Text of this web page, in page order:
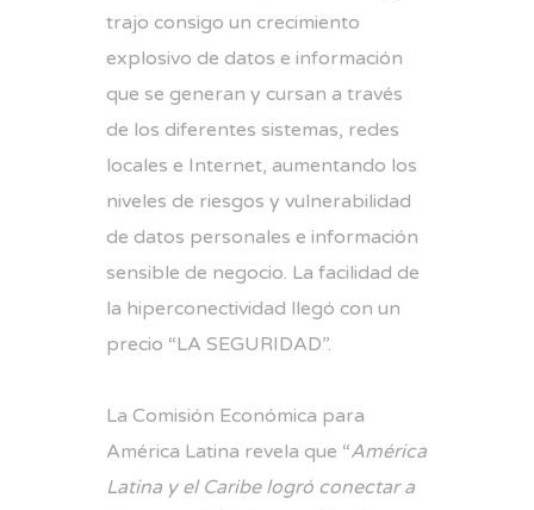
trajo consigo un crecimiento
explosivo de datos e información
que se generan y cursan a través
de los diferentes sistemas, redes
locales e Internet, aumentando los
niveles de riesgos y vulnerabilidad
de datos personales e información
sensible de negocio. La facilidad de
la hiperconectividad llegó con un
precio “LA SEGURIDAD”.
La Comisión Económica para
América Latina revela que “América
Latina y el Caribe logró conectar a